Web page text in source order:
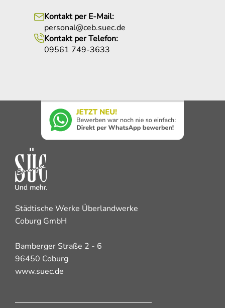
Kontakt per E-Mail:
personal@ceb.suec.de
Kontakt per Telefon:
09561 749-3633
Städtische Werke Überlandwerke
Coburg GmbH
Bamberger Straße 2 - 6
96450 Coburg
www.suec.de